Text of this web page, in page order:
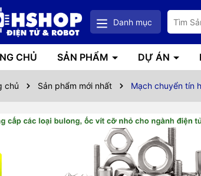
Danh mục
CHỦ SẢN PHẨM DỰ ÁN
chủ Sản phẩm mới nhất Mạch chuyển tín